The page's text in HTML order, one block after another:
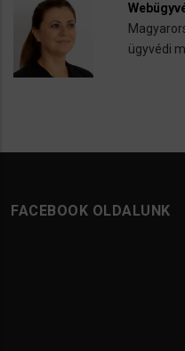
ügyvédi
FACEBOOK OLDALUNK